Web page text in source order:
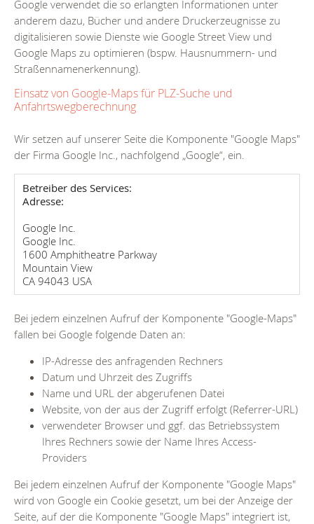
Google verwendet die so erlangten Informationen unter
anderem dazu, Bücher und andere Druckerzeugnisse zu
digitalisieren sowie Dienste wie Google Street View und
Google Maps zu optimieren (bspw. Hausnummern- und
Straßennamenerkennung).
Einsatz von Google-Maps für PLZ-Suche und
Anfahrtswegberechnung
Wir setzen auf unserer Seite die Komponente "Google Maps"
der Firma Google Inc., nachfolgend „Google“, ein.
Betreiber des Services:
Adresse:
Google Inc.
Google Inc.
1600 Amphitheatre Parkway
Mountain View
CA 94043 USA
Bei jedem einzelnen Aufruf der Komponente "Google-Maps"
fallen bei Google folgende Daten an:
IP-Adresse des anfragenden Rechners
Datum und Uhrzeit des Zugriffs
Name und URL der abgerufenen Datei
Website, von der aus der Zugriff erfolgt (Referrer-URL)
verwendeter Browser und ggf. das Betriebssystem
Ihres Rechners sowie der Name Ihres Access-
Providers
Bei jedem einzelnen Aufruf der Komponente "Google Maps"
wird von Google ein Cookie gesetzt, um bei der Anzeige der
Seite, auf der die Komponente "Google Maps" integriert ist,